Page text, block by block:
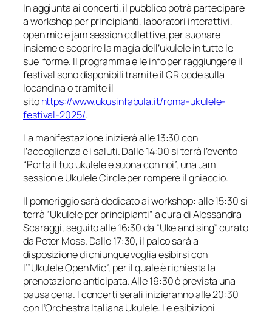
In aggiunta ai concerti, il pubblico potrà partecipare
a workshop per principianti, laboratori interattivi,
open mic e jam session collettive, per suonare
insieme e scoprire la magia dell’ukulele in tutte le
sue forme. Il programma e le info per raggiungere il
festival sono disponibili tramite il QR code sulla
locandina o tramite il
sitohttps://www.ukusinfabula.it/roma-ukulele-
festival-2025/.
La manifestazione inizierà alle 13:30 con
l’accoglienza e i saluti. Dalle 14:00 si terrà l’evento
“Porta il tuo ukulele e suona con noi”, una Jam
session e Ukulele Circle per rompere il ghiaccio.
Il pomeriggio sarà dedicato ai workshop: alle 15:30 si
terrà “Ukulele per principianti” a cura di Alessandra
Scaraggi, seguito alle 16:30 da “Uke and sing” curato
da Peter Moss. Dalle 17:30, il palco sarà a
disposizione di chiunque voglia esibirsi con
l’”Ukulele Open Mic”, per il quale è richiesta la
prenotazione anticipata. Alle 19:30 è prevista una
pausa cena. I concerti serali inizieranno alle 20:30
con l’Orchestra Italiana Ukulele. Le esibizioni